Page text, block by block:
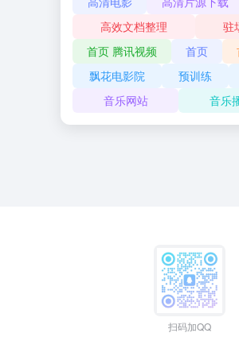
高效文档整理
驻
首页 腾讯视频
首页
飘花电影院
预训练
音乐网站
音乐
扫码加QQ